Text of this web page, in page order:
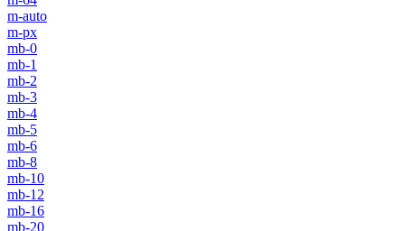
m-auto
m-px
mb-0
mb-1
mb-2
mb-3
mb-4
mb-5
mb-6
mb-8
mb-10
mb-12
mb-16
mb-20